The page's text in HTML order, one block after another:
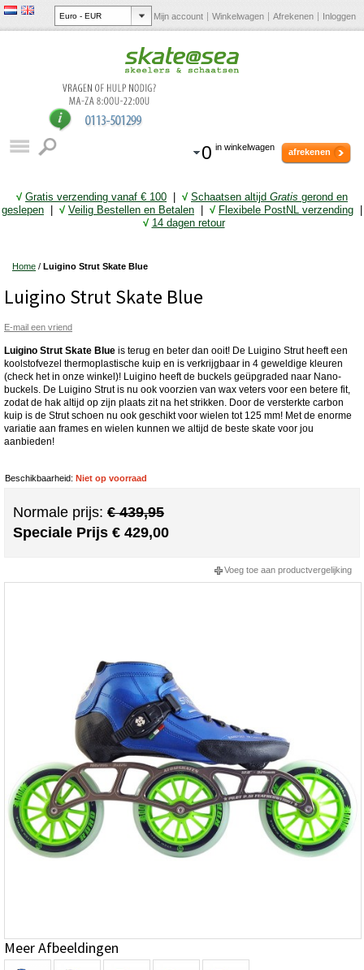
Mijn account Winkelwagen Afrekenen Inloggen
0 in winkelwagen afrekenen
√ Gratis verzending vanaf € 100 √ Schaatsen altijd Gratis gerond en
geslepen
√ Veilig Bestellen en Betalen √ Flexibele PostNL verzending
√ 14 dagen retour
Home / Luigino Strut Skate Blue
Luigino Strut Skate Blue
E-mail een vriend
Luigino Strut Skate Blue is terug en beter dan ooit! De Luigino Strut heeft een
koolstofvezel thermoplastische kuip en is verkrijgbaar in 4 geweldige kleuren
(check het in onze winkel)! Luigino heeft de buckels geüpgraded naar Nano-
buckels. De Luigino Strut is nu ook voorzien van wax veters voor een betere fit,
zodat de hak altijd op zijn plaats zit na het strikken. Door de versterkte carbon
kuip is de Strut schoen nu ook geschikt voor wielen tot 125 mm! Met de enorme
variatie aan frames en wielen kunnen we altijd de beste skate voor jou
aanbieden!
Beschikbaarheid: Niet op voorraad
Normale prijs: € 439,95
Speciale Prijs € 429,00
Voeg toe aan productvergelijking
Meer Afbeeldingen